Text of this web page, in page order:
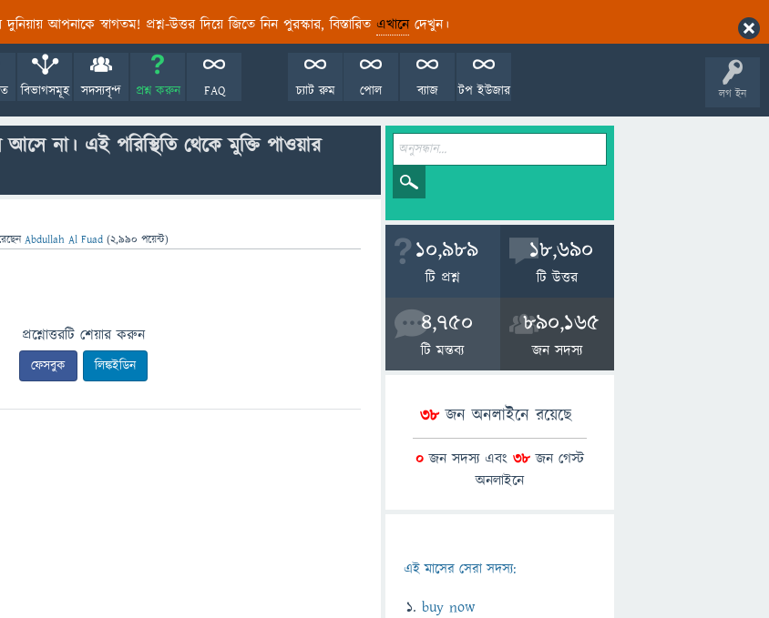
দুনিয়ায় আপনাকে স্বাগতম! প্রশ্ন-উত্তর দিয়ে জিতে নিন পুরস্কার, বিস্তারিত এখানেদেখুন।
লগ ইন
বিভাগসমূহ সদস্যবৃন্দ প্রশ্ন করুন FAQ টপ ইউজার
ব্যাজ
পোল
চ্যাট রুম
না। এই পরিস্থিতি থেকে মুক্তি পাওয়ার
Abdullah Al Fuad (2,990 পয়েন্ট)
প্রশ্নোত্তরটি শেয়ার করুন
ফেসবুক লিঙ্কইডিন
10,989
টি প্রশ্ন
18,690
টি উত্তর
4,750
টি মন্তব্য
890,165
জন সদস্য
38জন অনলাইনে রয়েছে
0 জন সদস্য এবং 38 জন গেস্ট
অনলাইনে
এই মাসের সেরা সদস্য:
buy now